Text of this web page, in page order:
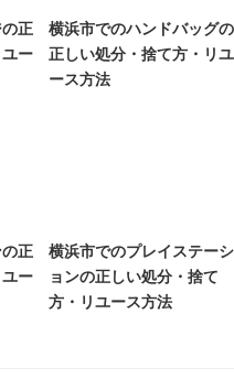
正
ー
横浜市でのハンドバッグの
正しい処分・捨て方・リユ
ース方法
正
ー
横浜市でのプレイステーシ
ョンの正しい処分・捨て
方・リユース方法